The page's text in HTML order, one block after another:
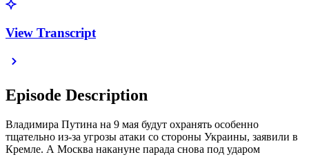
View Transcript
Episode Description
Владимира Путина на 9 мая будут охранять особенно
тщательно из-за угрозы атаки со стороны Украины, заявили в
Кремле. А Москва накануне парада снова под ударом